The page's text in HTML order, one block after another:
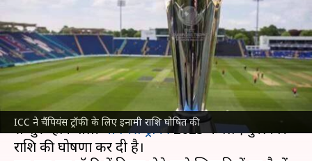
ICC ने चैंपियंस ट्रॉफी के लिए इनामी राशि घोषित की
19 करोड़ रुपये
लेखन भारत शर्मा Feb 14, 2025 02:35 pm
क्या है खबर?
इंटरनेशनल क्रिकेट काउंसिल (ICC)ने शुक्रवार को 19 फरवरी
से शुरू होने वालीचैंपियंस ट्रॉफी2025 के लिए पुरस्कार
राशि की घोषणा कर दी है।